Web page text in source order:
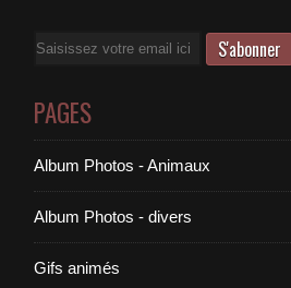
Email
PAGES
Album Photos - Animaux
Album Photos - divers
Gifs animés